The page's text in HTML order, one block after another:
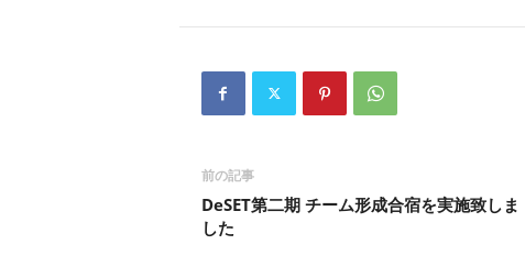
前の記事
DeSET第二期 チーム形成合宿を実施致しま
した